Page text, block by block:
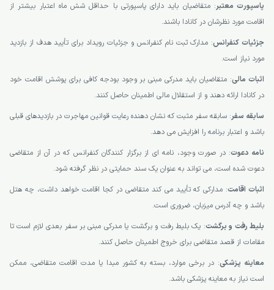
پاسپورت معتبر: متقاضیان باید دارای پاسپورتی با حداقل شش ماه اعتبار بیشتر از
اقامت مورد نظرشان در کانادا باشند.
جزئیات کنفرانس: مدارک ثبت نام کنفرانس و جزئیات رویداد برای تأیید هدف از بازدید
مورد نیاز است.
اثبات مالی: متقاضیان باید مدرکی مبنی بر وجود بودجه کافی برای پوشش اقامت خود
در کانادا ارائه دهند و از استقلال مالی اطمینان حاصل کنند.
سابقه سفر: سابقه سفر مثبت که نشان دهنده رعایت قوانین مهاجرت در بازدیدهای قبلی
باشد و اعتبار برنامه را افزایش می دهد.
نامه دعوت: در صورت وجود، نامه ای از برگزار کنندگان کنفرانس که در آن از متقاضی
دعوت شده است، می تواند به عنوان یک سند حمایتی در نظر گرفته شود.
اثبات اقامت: مدارکی که تأیید می کند متقاضی در کجا اقامت خواهد داشت، چه هتل
باشد و چه آدرس میزبان، ضروری است.
بلیط رفت و برگشت: یک بلیط رفت و برگشت یا مدرکی مبنی بر سفر بعدی لازم است تا
مقامات از قصد متقاضی برای خروج اطمینان حاصل کنند.
معاینه پزشکی: در برخی موارد، بسته به کشور مبدا یا مدت اقامت متقاضی، ممکن
است نیاز به معاینه پزشکی باشد.